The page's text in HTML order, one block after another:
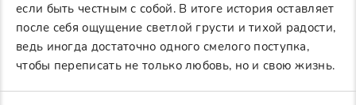
если быть честным с собой. В итоге история оставляет
после себя ощущение светлой грусти и тихой радости,
ведь иногда достаточно одного смелого поступка,
чтобы переписать не только любовь, но и свою жизнь.